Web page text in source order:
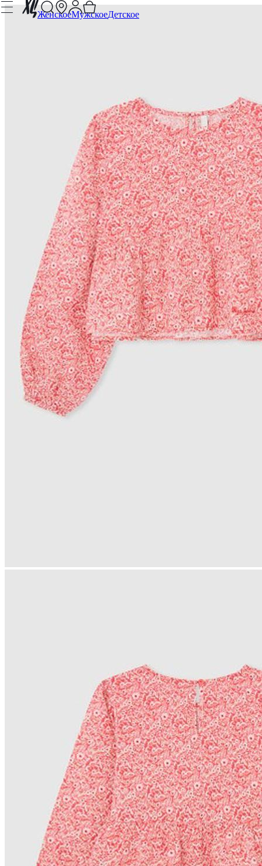
ЖенскоеМужскоеДетское